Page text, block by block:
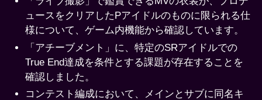
ュースをクリアしたPアイドルのものに限られる仕
様について、ゲーム内機能から確認しています。
「アチーブメント」に、特定のSRアイドルでの
True End達成を条件とする課題が存在することを
確認しました。
コンテスト編成において、メインとサブに同名キ